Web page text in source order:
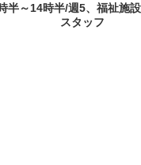
半～14時半/週5、福祉施
スタッフ